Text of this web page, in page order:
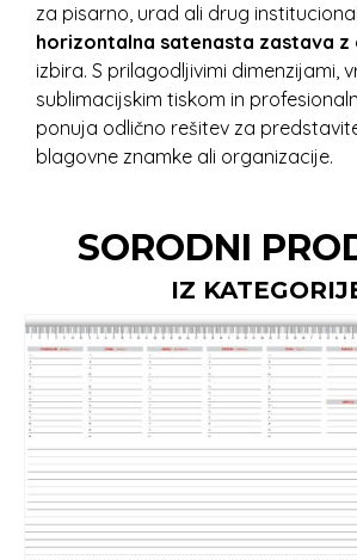
za pisarno, urad ali drug
horizontalna satenasta zastava z
izbira. S prilagodljivimi dimenzijami,
sublimacijskim tiskom in
ponuja odlično rešitev za
blagovne znamke ali organizacije.
SORODNI
IZ